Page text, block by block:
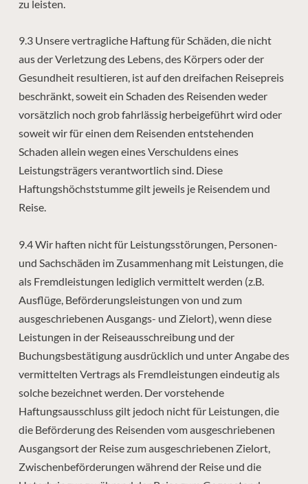
zu leisten.
9.3 Unsere vertragliche Haftung für Schäden, die nicht
aus der Verletzung des Lebens, des Körpers oder der
Gesundheit resultieren, ist auf den dreifachen Reisepreis
beschränkt, soweit ein Schaden des Reisenden weder
vorsätzlich noch grob fahrlässig herbeigeführt wird oder
soweit wir für einen dem Reisenden entstehenden
Schaden allein wegen eines Verschuldens eines
Leistungsträgers verantwortlich sind. Diese
Haftungshöchststumme gilt jeweils je Reisendem und
Reise.
9.4 Wir haften nicht für Leistungsstörungen, Personen-
und Sachschäden im Zusammenhang mit Leistungen, die
als Fremdleistungen lediglich vermittelt werden (z.B.
Ausflüge, Beförderungsleistungen von und zum
ausgeschriebenen Ausgangs- und Zielort), wenn diese
Leistungen in der Reiseausschreibung und der
Buchungsbestätigung ausdrücklich und unter Angabe des
vermittelten Vertrags als Fremdleistungen eindeutig als
solche bezeichnet werden. Der vorstehende
Haftungsausschluss gilt jedoch nicht für Leistungen, die
die Beförderung des Reisenden vom ausgeschriebenen
Ausgangsort der Reise zum ausgeschriebenen Zielort,
Zwischenbeförderungen während der Reise und die